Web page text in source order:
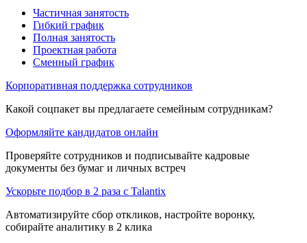
Частичная занятость
Гибкий график
Полная занятость
Проектная работа
Сменный график
Корпоративная поддержка сотрудников
Какой соцпакет вы предлагаете семейным сотрудникам?
Оформляйте кандидатов онлайн
Проверяйте сотрудников и подписывайте кадровые
документы без бумаг и личных встреч
Ускорьте подбор в 2 раза с Talantix
Автоматизируйте сбор откликов, настройте воронку,
собирайте аналитику в 2 клика